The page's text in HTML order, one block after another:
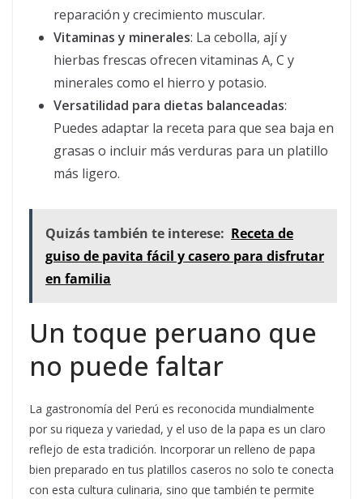
reparación y crecimiento muscular.
Vitaminas y minerales: La cebolla, ají y
hierbas frescas ofrecen vitaminas A, C y
minerales como el hierro y potasio.
Versatilidad para dietas balanceadas:
Puedes adaptar la receta para que sea baja en
grasas o incluir más verduras para un platillo
más ligero.
Quizás también te interese: Receta de
guiso de pavita fácil y casero para disfrutar
en familia
Un toque peruano que
no puede faltar
La gastronomía del Perú es reconocida mundialmente
por su riqueza y variedad, y el uso de la papa es un claro
reflejo de esta tradición. Incorporar un relleno de papa
bien preparado en tus platillos caseros no solo te conecta
con esta cultura culinaria, sino que también te permite